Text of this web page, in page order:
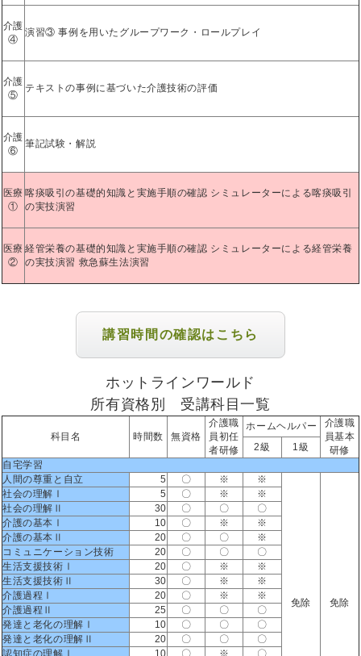
介護
④
演習③ 事例を用いたグループワーク・ロールプレイ
介護
⑤
テキストの事例に基づいた介護技術の評価
介護
⑥
筆記試験・解説
医療
①
喀痰吸引の基礎的知識と実施手順の確認 シミュレーターによる喀痰吸引
の実技演習
医療
②
経管栄養の基礎的知識と実施手順の確認 シミュレーターによる経管栄養
の実技演習 救急蘇生法演習
講習時間の確認はこちら
ホットラインワールド
所有資格別 受講科目一覧
科目名 時間数 無資格
介護職
員初任
者研修
ホームヘルパー
介護職
員基本
研修
2級
1級
自宅学習
人間の尊重と自立
5 〇 ※ ※
免除 免除
社会の理解Ⅰ 5 〇 ※
※
社会の理解Ⅱ
30 〇 〇
〇
介護の基本Ⅰ
10 〇 ※
※
介護の基本Ⅱ
20 〇 〇
※
コミュニケーション技術
20 〇 〇
〇
生活支援技術Ⅰ
20 〇 ※
※
生活支援技術Ⅱ
30 〇 ※
※
介護過程Ⅰ
20 〇 ※
※
介護過程Ⅱ
25 〇 〇
〇
発達と老化の理解Ⅰ
10 〇 〇
〇
発達と老化の理解Ⅱ
20 〇 〇
〇
認知症の理解Ⅰ
10 〇 ※ 〇